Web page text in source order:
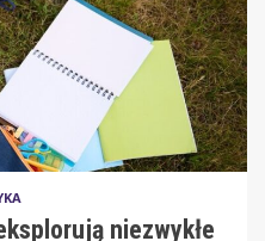
niezwykłe